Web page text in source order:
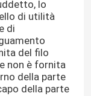
lo
di utilità
di
del filo
non è fornita
della parte
della parte